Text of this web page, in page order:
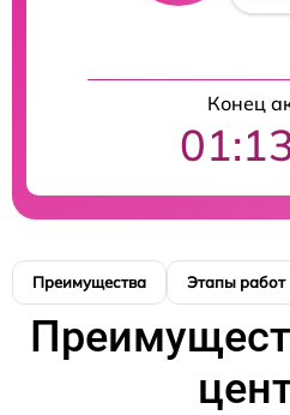
Конец
Преимущества Этапы работ